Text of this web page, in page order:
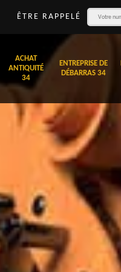
ÊTRE RAPPELÉ
ACHAT
ANTIQUITÉ
34
ENTREPRISE DE
DÉBARRAS 34